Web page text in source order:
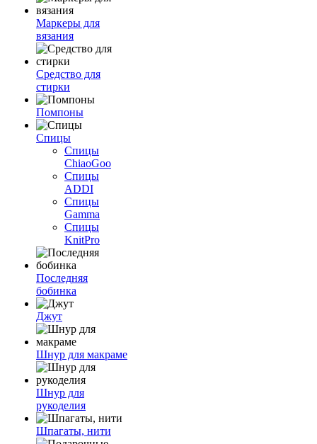
Маркеры для
вязания
Средство для
стирки
Помпоны
Спицы
Спицы
ChiaoGoo
Спицы
ADDI
Спицы
Gamma
Спицы
KnitPro
Последняя
бобинка
Джут
Шнур для макраме
Шнур для
рукоделия
Шпагаты, нити